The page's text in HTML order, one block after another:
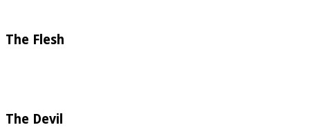
The Flesh
The Devil